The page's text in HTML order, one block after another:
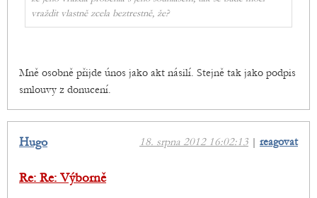
vraždit vlastně zcela beztrestně, že?
Mně osobně přijde únos jako akt násilí. Stejně tak jako podpis
smlouvy z donucení.
18. srpna 2012 16:02:13 | reagovat
Hugo
Re: Re: Výborně